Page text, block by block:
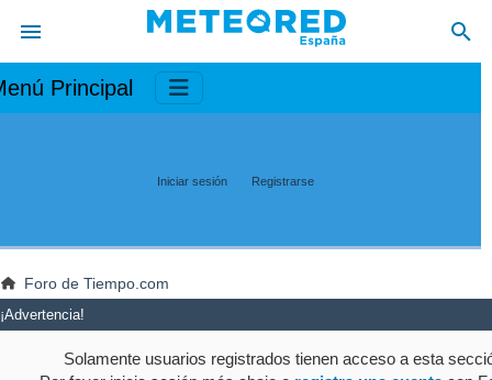
Principal
Iniciar sesión Registrarse
Foro de Tiempo.com
¡Advertencia!
Solamente usuarios registrados tienen acceso a esta